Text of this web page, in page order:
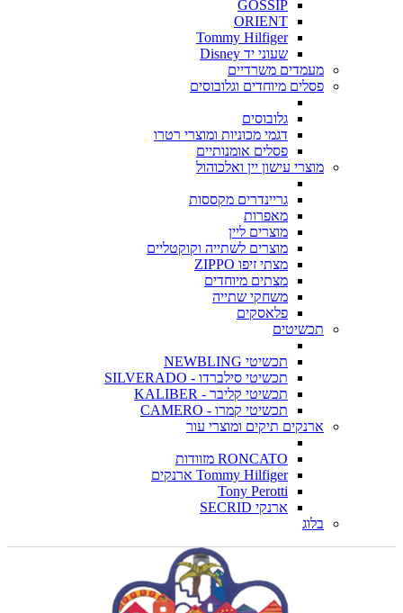
GOSSIP
ORIENT
Tommy Hilfiger
שעוני יד Disney
מעמדים משרדיים
פסלים מיוחדים וגלובוסים
גלובוסים
דגמי מכוניות ומוצרי רטרו
פסלים אומנותיים
מוצרי עישון יין ואלכוהול
גריינדרים מקססות
מאפרות
מוצרים ליין
מוצרים לשתייה וקוקטליים
מצתי זיפו ZIPPO
מצתים מיוחדים
משחקי שתייה
פלאסקים
תכשיטים
תכשיטי NEWBLING
תכשיטי סילברדו - SILVERADO
תכשיטי קליבר - KALIBER
תכשיטי קמרו - CAMERO
ארנקים תיקים ומוצרי עור
RONCATO מזוודות
Tommy Hilfiger ארנקים
Tony Perotti
ארנקי SECRID
בלוג